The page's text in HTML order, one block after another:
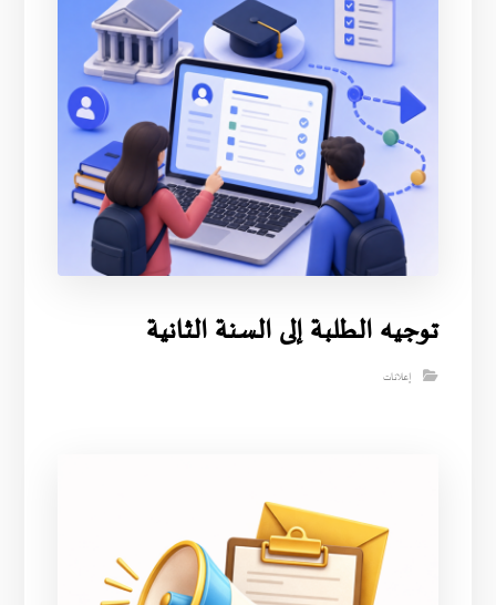
توجيه الطلبة إلى السنة الثانية
إعلانات